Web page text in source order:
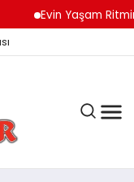
Evin Yaşam Ritmini